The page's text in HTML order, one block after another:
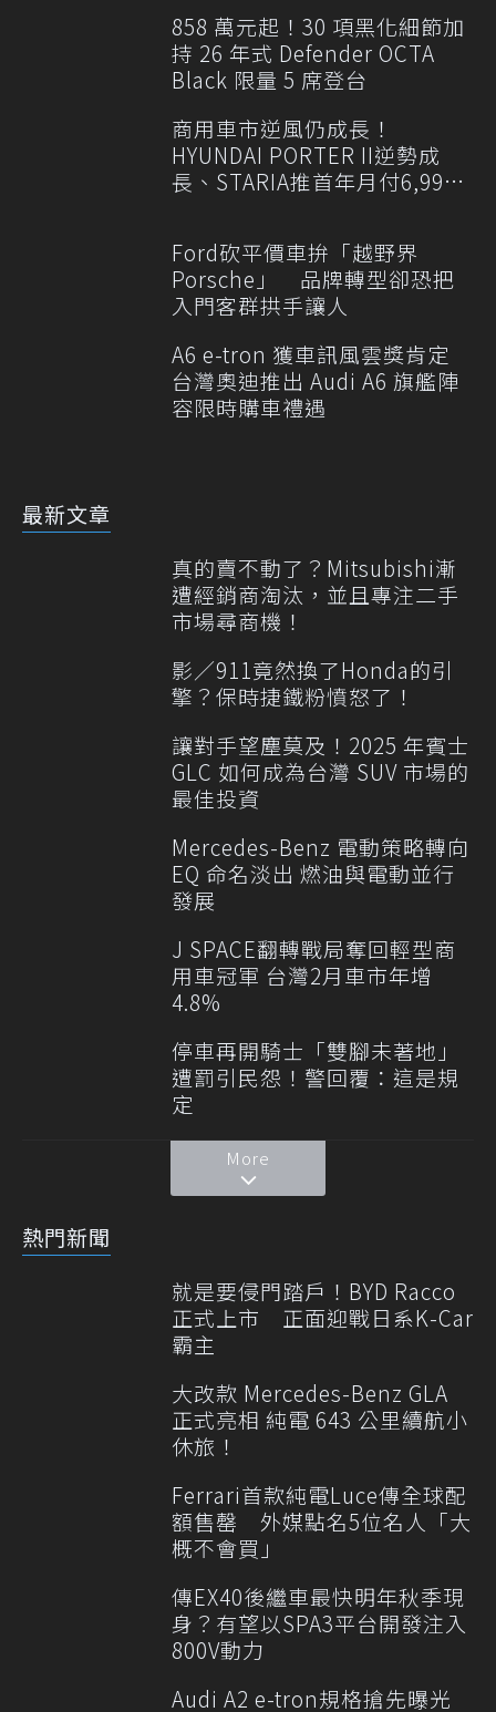
858 萬元起！30 項黑化細節加
持 26 年式 Defender OCTA
Black 限量 5 席登台
商用車市逆風仍成長！
HYUNDAI PORTER II逆勢成
長、STARIA推首年月付6,999
Ford砍平價車拚「越野界
Porsche」 品牌轉型卻恐把
入門客群拱手讓人
A6 e-tron 獲車訊風雲獎肯定
台灣奧迪推出 Audi A6 旗艦陣
容限時購車禮遇
最新文章
真的賣不動了？Mitsubishi漸
遭經銷商淘汰，並且專注二手
市場尋商機！
影／911竟然換了Honda的引
擎？保時捷鐵粉憤怒了！
讓對手望塵莫及！2025 年賓士
GLC 如何成為台灣 SUV 市場的
最佳投資
Mercedes-Benz 電動策略轉向
EQ 命名淡出 燃油與電動並行
發展
J SPACE翻轉戰局奪回輕型商
用車冠軍 台灣2月車市年增
4.8%
停車再開騎士「雙腳未著地」
遭罰引民怨！警回覆：這是規
定
More
熱門新聞
就是要侵門踏戶！BYD Racco
正式上市 正面迎戰日系K-Car
霸主
大改款 Mercedes-Benz GLA
正式亮相 純電 643 公里續航小
休旅！
Ferrari首款純電Luce傳全球配
額售罄 外媒點名5位名人「大
概不會買」
傳EX40後繼車最快明年秋季現
身？有望以SPA3平台開發注入
800V動力
Audi A2 e-tron規格搶先曝光